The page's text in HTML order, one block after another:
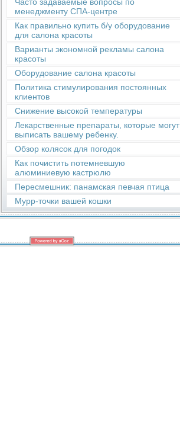
менеджменту СПА-центре
Как правильно купить б/у оборудование
для салона красоты
Варианты экономной рекламы салона
красоты
Оборудование салона красоты
Политика стимулирования постоянных
клиентов
Снижение высокой температуры
Лекарственные препараты, которые могут
выписать вашему ребенку.
Обзор колясок для погодок
Как почистить потемневшую
алюминиевую кастрюлю
Пересмешник: панамская певчая птица
Мурр-точки вашей кошки